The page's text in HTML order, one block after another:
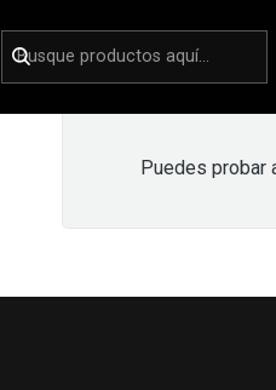
Puedes probar